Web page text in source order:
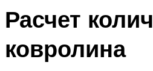
Расчет
ковролина